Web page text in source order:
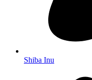
Shiba Inu